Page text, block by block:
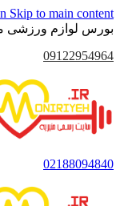
Skip to main content
بورس لوازم ورزشی
09122954964
02188094840